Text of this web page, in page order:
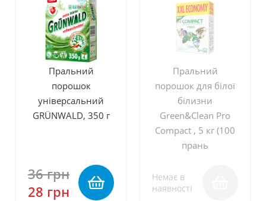
Пральний
порошок
універсальний
GRÜNWALD, 350 г
36 грн
28 грн
Пральний
порошок для білої
білизни
Green&Clean Pro
Compact , 5 кг (100
прань
Немає в
наявності